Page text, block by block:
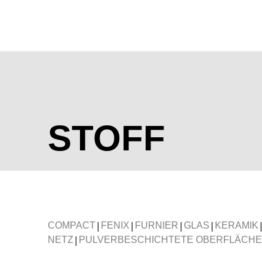
STOFF
COMPACT| FENIX | FURNIER | GLAS | KERAMIK |
NETZ | PULVERBESCHICHTETE OBERFLÄCHE